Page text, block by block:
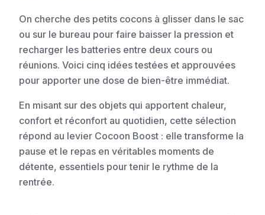
On cherche des petits cocons à glisser dans le sac
ou sur le bureau pour faire baisser la pression et
recharger les batteries entre deux cours ou
réunions. Voici cinq idées testées et approuvées
pour apporter une dose de bien-être immédiat.
En misant sur des objets qui apportent chaleur,
confort et réconfort au quotidien, cette sélection
répond au levier Cocoon Boost : elle transforme la
pause et le repas en véritables moments de
détente, essentiels pour tenir le rythme de la
rentrée.